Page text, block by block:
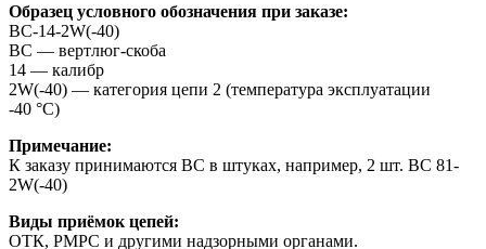
Образец условного обозначения при заказе:
BC-14-2W(-40)
ВС — вертлюг-скоба
14 — калибр
2W(-40) — категория цепи 2 (температура эксплуатации
-40 °С)
Примечание:
К заказу принимаются ВС в штуках, например, 2 шт. ВС 81-
2W(-40)
Виды приёмок цепей:
ОТК, РМРС и другими надзорными органами.